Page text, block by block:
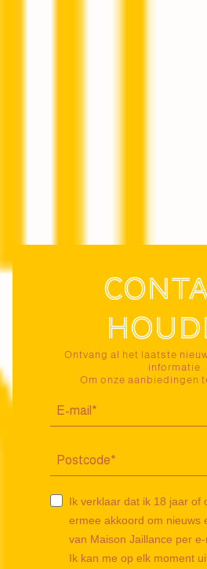
Ontvang al het laatste
informatie.
Om onze aanbiedingen
Ik verklaar dat ik 18 jaar of
ermee akkoord om nieuws
van Maison Jaillance per
Ik kan me op elk moment